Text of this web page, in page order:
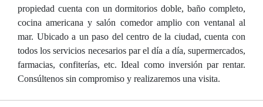
propiedad cuenta con un dormitorios doble, baño completo,
cocina americana y salón comedor amplio con ventanal al
mar. Ubicado a un paso del centro de la ciudad, cuenta con
todos los servicios necesarios par el día a día, supermercados,
farmacias, confiterías, etc. Ideal como inversión par rentar.
Consúltenos sin compromiso y realizaremos una visita.